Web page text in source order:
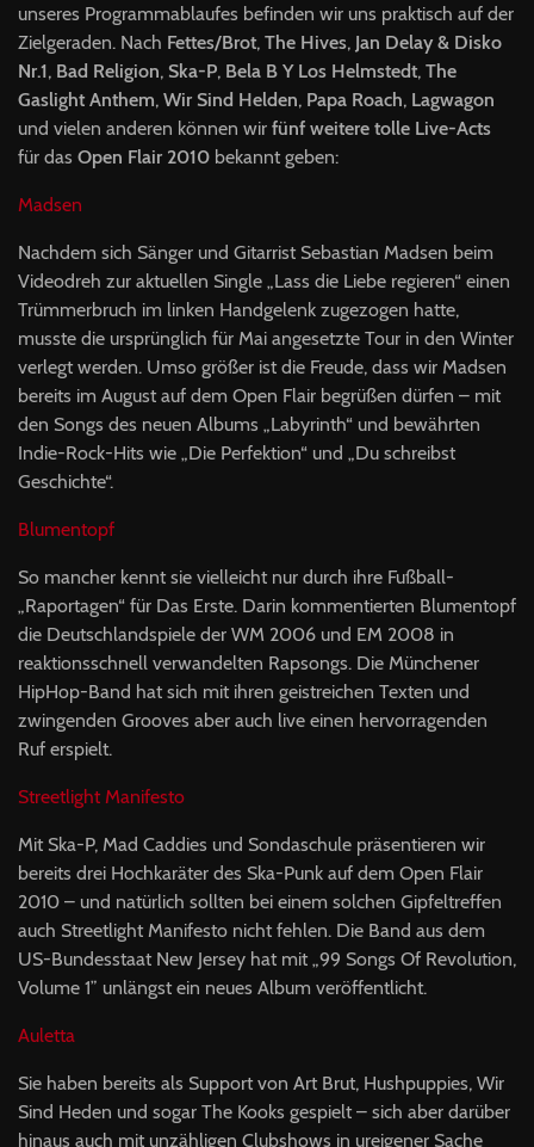
unseres Programmablaufes befinden wir uns praktisch auf der
Zielgeraden. Nach Fettes/Brot, The Hives, Jan Delay & Disko
Nr.1, Bad Religion, Ska-P, Bela B Y Los Helmstedt, The
Gaslight Anthem, Wir Sind Helden, Papa Roach, Lagwagon
und vielen anderen können wir fünf weitere tolle Live-Acts
für das Open Flair 2010 bekannt geben:
Madsen
Nachdem sich Sänger und Gitarrist Sebastian Madsen beim
Videodreh zur aktuellen Single „Lass die Liebe regieren“ einen
Trümmerbruch im linken Handgelenk zugezogen hatte,
musste die ursprünglich für Mai angesetzte Tour in den Winter
verlegt werden. Umso größer ist die Freude, dass wir Madsen
bereits im August auf dem Open Flair begrüßen dürfen – mit
den Songs des neuen Albums „Labyrinth“ und bewährten
Indie-Rock-Hits wie „Die Perfektion“ und „Du schreibst
Geschichte“.
Blumentopf
So mancher kennt sie vielleicht nur durch ihre Fußball-
„Raportagen“ für Das Erste. Darin kommentierten Blumentopf
die Deutschlandspiele der WM 2006 und EM 2008 in
reaktionsschnell verwandelten Rapsongs. Die Münchener
HipHop-Band hat sich mit ihren geistreichen Texten und
zwingenden Grooves aber auch live einen hervorragenden
Ruf erspielt.
Streetlight Manifesto
Mit Ska-P, Mad Caddies und Sondaschule präsentieren wir
bereits drei Hochkaräter des Ska-Punk auf dem Open Flair
2010 – und natürlich sollten bei einem solchen Gipfeltreffen
auch Streetlight Manifesto nicht fehlen. Die Band aus dem
US-Bundesstaat New Jersey hat mit „99 Songs Of Revolution,
Volume 1” unlängst ein neues Album veröffentlicht.
Auletta
Sie haben bereits als Support von Art Brut, Hushpuppies, Wir
Sind Heden und sogar The Kooks gespielt – sich aber darüber
hinaus auch mit unzähligen Clubshows in ureigener Sache